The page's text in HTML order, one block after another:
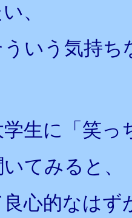
、
いう気持ち
生に「笑
てみると、
心的なは